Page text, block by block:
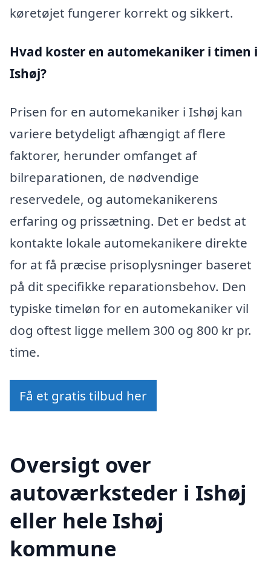
køretøjet fungerer korrekt og sikkert.
Hvad koster en automekaniker i timen i
Ishøj?
Prisen for en automekaniker i Ishøj kan
variere betydeligt afhængigt af flere
faktorer, herunder omfanget af
bilreparationen, de nødvendige
reservedele, og automekanikerens
erfaring og prissætning. Det er bedst at
kontakte lokale automekanikere direkte
for at få præcise prisoplysninger baseret
på dit specifikke reparationsbehov. Den
typiske timeløn for en automekaniker vil
dog oftest ligge mellem 300 og 800 kr pr.
time.
Få et gratis tilbud her
Oversigt over
autoværksteder i Ishøj
eller hele Ishøj
kommune